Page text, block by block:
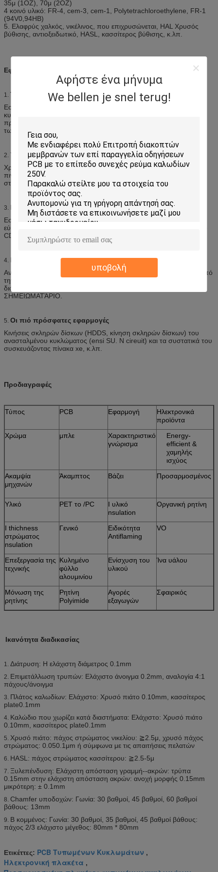
Αφήστε ένα μήνυμα
We bellen je snel terug!
υποβολή
35μ (1OZ), 70μ (2OZ)
4 κοινό υλικό: FR-4, cem-3, cem-1, Polytetrachloroethylene, FR-1
(94V0,94HB)
5. Ελαφρύς χαλκός, νικέλινος, που επιχρυσώνεται, HAL Χρυσός
βύθισης, αντιοξειδωτικό, HASL, κασσίτερος βύθισης, κ.λπ.
Εφαρμογές:
1. Το κινητό τηλέφωνο
Εστίαση στο εύκαμπτο ελαφρύ και λεπτό πάχος πινάκων
κυκλωμάτων. Μπορέστε αποτελεσματικά να σώσετε τον όγκο των
προϊόντων, εύκολη σύνδεση της μπαταρίας, του μικροφώνου, και
των κουμπιών και σε ένα.
2. Υπολογιστής και οθόνη LCD
Χρησιμοποιήστε τη μια διαμόρφωση γραμμών των εύκαμπτων
πινάκων κυκλωμάτων, και λεπτύντε το πάχος. Το ψηφιακό σήμα
στην εικόνα, μέσω της οθόνης LCD
3. Μηχάνημα αναπαραγωγής CD
Εστίαση στα τρισδιάστατα χαρακτηριστικά συνελεύσεων των
εύκαμπτων πινάκων κυκλωμάτων και το λεπτό πάχος. Το τεράστιο
CD που φέρνει γύρω
4. Μονάδες δίσκου
Ανεξάρτητα από το σκληρό δίσκο, ή τη δισκέτα, εξαρτάται πολύ από
την υψηλή μαλακότητα FPC και το πάχος 0,1 χιλ. του λεπτού,
διάβασε ότι τα στοιχεία τελειώνουν γρήγορα. Είτε ένα PC είτε
ΣΗΜΕΙΩΜΑΤΆΡΙΟ.
5. Οι πιό πρόσφατες εφαρμογές
Κινήσεις σκληρών δίσκων (HDDS, κίνηση σκληρών δίσκων) του
ανασταλμένου κυκλώματος (ensi SU. Ν cireuit) και τα συστατικά του
συσκευάζοντας πίνακα xe, κ.λπ.
Προδιαγραφές
Τύπος PCB Εφαρμογή
Ηλεκτρονικά
προϊόντα
Χρώμα
μπλε
Χαρακτηριστικό
γνώρισμα
Energy-
efficient &
χαμηλής
ισχύος
Ακαμψία
μηχανών
Άκαμπτος Βάζει Προσαρμοσμένος
Υλικό PET το /PC
Ι υλικό
nsulation
Οργανική ρητίνη
Ι thichness
στρώματος
nsulation
Γενικό
Ειδικότητα
Antiflaming
VO
Επεξεργασία της
τεχνικής
Κυλημένο
φύλλο
αλουμινίου
Ενίσχυση του
υλικού
Ίνα υάλου
Μόνωση της
ρητίνης
Ρητίνη
Polyimide
Αγορές
εξαγωγών
Σφαιρικός
Ικανότητα διαδικασίας
1. Διάτρυση: Η ελάχιστη διάμετρος 0.1mm
2. Επιμετάλλωση τρυπών: Ελάχιστο άνοιγμα 0.2mm, αναλογία 4:1
πάχους/άνοιγμα
3. Πλάτος καλωδίων: Ελάχιστο: Χρυσό πιάτο 0.10mm, κασσίτερος
plate0.1mm
4. Καλώδιο που χωρίζει κατά διαστήματα: Ελάχιστο: Χρυσό πιάτο
0.10mm, κασσίτερος plate0.1mm
5. Χρυσό πιάτο: πάχος στρώματος νικελίου: ≧2.5μ, χρυσό πάχος
στρώματος: 0.050.1μm ή σύμφωνα με τις απαιτήσεις πελατών
6. HASL: πάχος στρώματος κασσίτερου: ≧2.5-5μ
7. Ξυλεπένδυση: Ελάχιστη απόσταση γραμμή--ακρών: τρύπα
0.15mm στην ελάχιστη απόσταση ακρών: ανοχή μορφής 0.15mm
μικρότερη: ± 0.1mm
8. Chamfer υποδοχών: Γωνία: 30 βαθμοί, 45 βαθμοί, 60 βαθμοί
βάθους: 13mm
9. Β κομμένος: Γωνία: 30 βαθμοί, 35 βαθμοί, 45 βαθμοί βάθους:
πάχος 2/3 ελάχιστο μέγεθος: 80mm * 80mm
Ετικέττες: PCB Τυπωμένων Κυκλωμάτων ,
Ηλεκτρονική πλακέτα ,